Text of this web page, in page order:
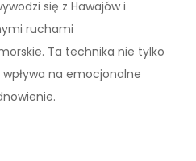
się z Hawajów i
ruchami
Ta technika nie tylko
wpływa na emocjonalne